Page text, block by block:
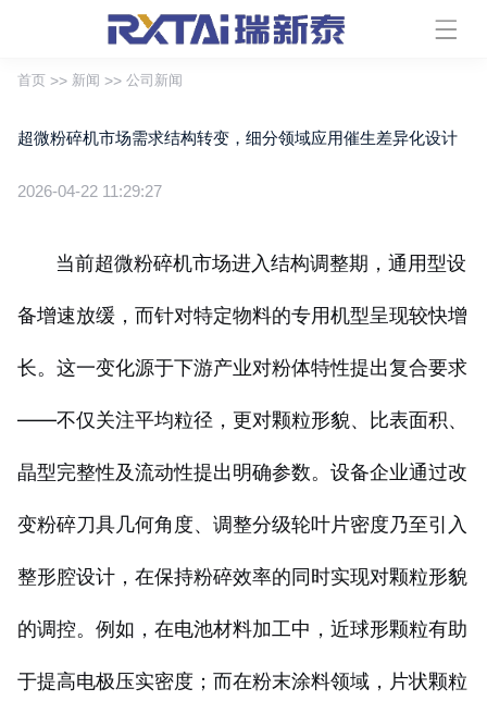
首页 >> 新闻 >>公司新闻
超微粉碎机市场需求结构转变，细分领域应用催生差异化设计
2026-04-22 11:29:27
当前超微粉碎机市场进入结构调整期，通用型设
备增速放缓，而针对特定物料的专用机型呈现较快增
长。这一变化源于下游产业对粉体特性提出复合要求
——不仅关注平均粒径，更对颗粒形貌、比表面积、
晶型完整性及流动性提出明确参数。设备企业通过改
变粉碎刀具几何角度、调整分级轮叶片密度乃至引入
整形腔设计，在保持粉碎效率的同时实现对颗粒形貌
的调控。例如，在电池材料加工中，近球形颗粒有助
于提高电极压实密度；而在粉末涂料领域，片状颗粒